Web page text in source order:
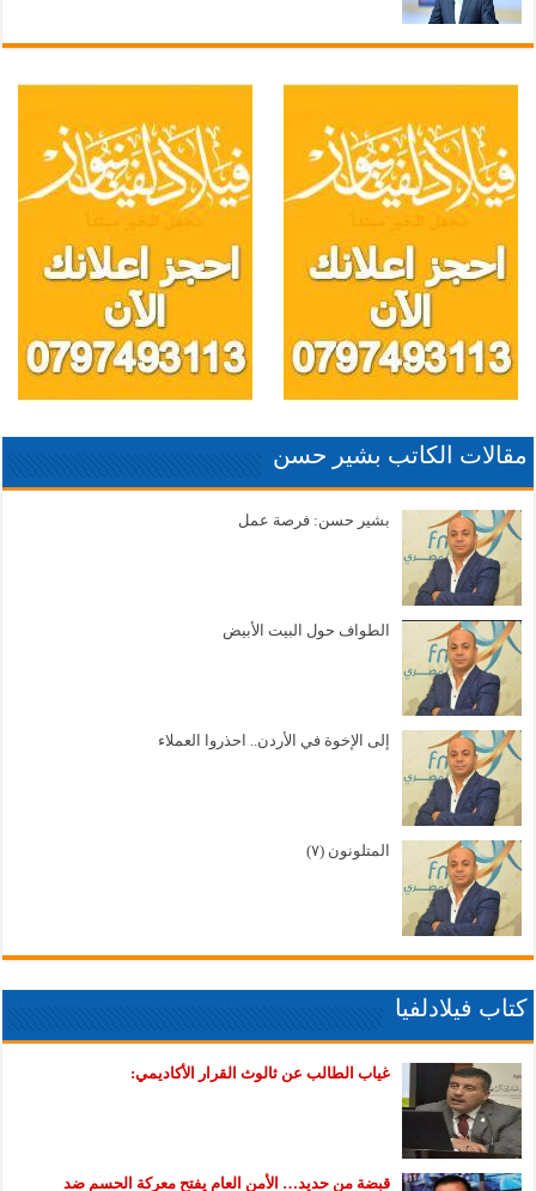
مقالات الكاتب بشير حسن
بشير حسن: فرصة عمل
الطواف حول البيت الأبيض
إلى الإخوة في الأردن.. احذروا العملاء
المتلونون (٧)
كتاب فيلادلفيا
غياب الطالب عن ثالوث القرار الأكاديمي:
قبضة من حديد… الأمن العام يفتح معركة الحسم ضد